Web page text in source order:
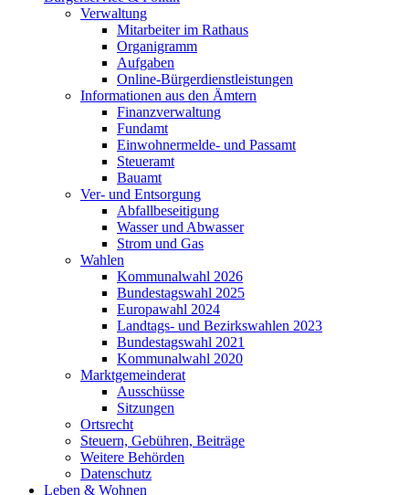
Verwaltung
Mitarbeiter im Rathaus
Organigramm
Aufgaben
Online-Bürgerdienstleistungen
Informationen aus den Ämtern
Finanzverwaltung
Fundamt
Einwohnermelde- und Passamt
Steueramt
Bauamt
Ver- und Entsorgung
Abfallbeseitigung
Wasser und Abwasser
Strom und Gas
Wahlen
Kommunalwahl 2026
Bundestagswahl 2025
Europawahl 2024
Landtags- und Bezirkswahlen 2023
Bundestagswahl 2021
Kommunalwahl 2020
Marktgemeinderat
Ausschüsse
Sitzungen
Ortsrecht
Steuern, Gebühren, Beiträge
Weitere Behörden
Datenschutz
Leben & Wohnen